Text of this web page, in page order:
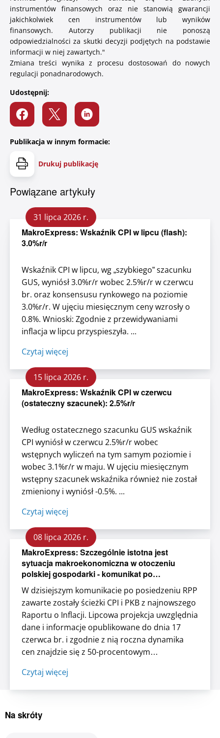
instrumentów finansowych oraz nie stanowią gwarancji
jakichkolwiek cen instrumentów lub wyników
finansowych.
Autorzy publikacji nie ponoszą
odpowiedzialności za skutki decyzji podjętych na podstawie
informacji w niej zawartych."
Zmiana treści wynika z procesu dostosowań do nowych
regulacji ponadnarodowych.
Udostępnij:
Publikacja w innym formacie:
Drukuj publikację
Powiązane artykuły
31 lipca 2026 r.
MakroExpress: Wskaźnik CPI w lipcu (flash):
3.0%r/r
Wskaźnik CPI w lipcu, wg „szybkiego” szacunku
GUS, wyniósł 3.0%r/r wobec 2.5%r/r w czerwcu
br. oraz konsensusu rynkowego na poziomie
3.0%r/r. W ujęciu miesięcznym ceny wzrosły o
0.8%. Wnioski: Zgodnie z przewidywaniami
inflacja w lipcu przyspieszyła. ...
Czytaj więcej
15 lipca 2026 r.
MakroExpress: Wskaźnik CPI w czerwcu
(ostateczny szacunek): 2.5%r/r
Według ostatecznego szacunku GUS wskaźnik
CPI wyniósł w czerwcu 2.5%r/r wobec
wstępnych wyliczeń na tym samym poziomie i
wobec 3.1%r/r w maju. W ujęciu miesięcznym
wstępny szacunek wskaźnika również nie został
zmieniony i wyniósł -0.5%. ...
Czytaj więcej
08 lipca 2026 r.
MakroExpress: Szczególnie istotna jest
sytuacja makroekonomiczna w otoczeniu
polskiej gospodarki - komunikat po
posiedzeniu RPP
W dzisiejszym komunikacie po posiedzeniu RPP
zawarte zostały ścieżki CPI i PKB z najnowszego
Raportu o Inflacji. Lipcowa projekcja uwzględnia
dane i informacje opublikowane do dnia 17
czerwca br. i zgodnie z nią roczna dynamika
cen znajdzie się z 50-procentowym
w 2026 r. (wobec 1,6 – 2,9% w projekcji z marca
br.), 1,5 – 4,0% w 2027...
Czytaj więcej
Na skróty